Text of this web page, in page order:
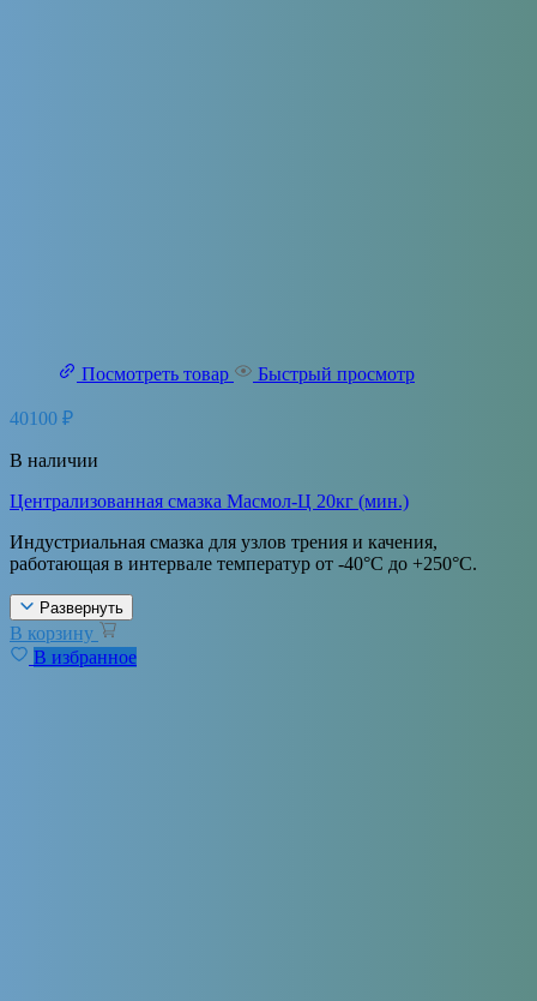
Посмотреть товар Быстрый просмотр
40100 ₽
В наличии
Централизованная смазка Масмол-Ц 20кг (мин.)
Индустриальная смазка для узлов трения и качения,
работающая в интервале температур от -40°С до +250°С.
Развернуть
В корзину
В избранное